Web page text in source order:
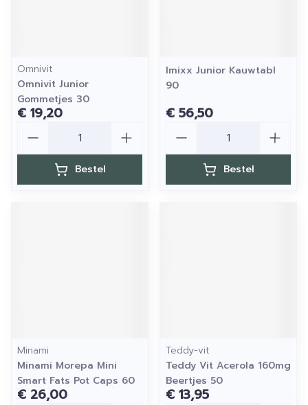
Omnivit
Omnivit Junior
Gommetjes 30
€ 19,20
Bestel
Imixx Junior Kauwtabl
90
€ 56,50
Bestel
Minami
Minami Morepa Mini
Smart Fats Pot Caps 60
€ 26,00
Teddy-vit
Teddy Vit Acerola 160mg
Beertjes 50
€ 13,95